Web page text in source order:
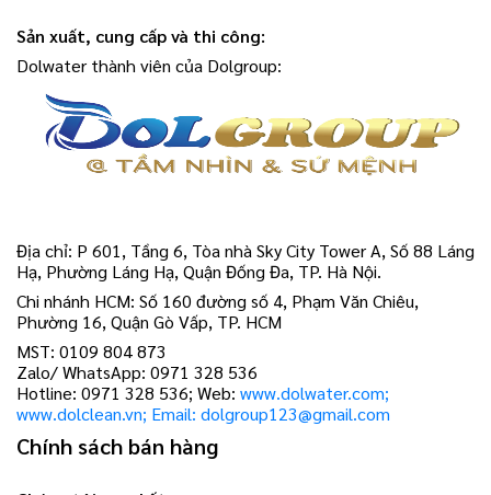
Sản xuất, cung cấp và thi công:
Dolwater thành viên của Dolgroup:
Địa chỉ: P 601, Tầng 6, Tòa nhà Sky City Tower A, Số 88 Láng
Hạ, Phường Láng Hạ, Quận Đống Đa, TP. Hà Nội.
Chi nhánh HCM: Số 160 đường số 4, Phạm Văn Chiêu,
Phường 16, Quận Gò Vấp, TP. HCM
MST: 0109 804 873
Zalo/ WhatsApp: 0971 328 536
Hotline: 0971 328 536; Web: www.dolwater.com;
www.dolclean.vn; Email: dolgroup123@gmail.com
Chính sách bán hàng